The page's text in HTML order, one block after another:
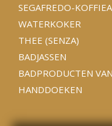
SEGAFREDO-
WATERKOKER
THEE (SENZA)
BADJASSEN
BADPRODUCTEN
HANDDOEKEN